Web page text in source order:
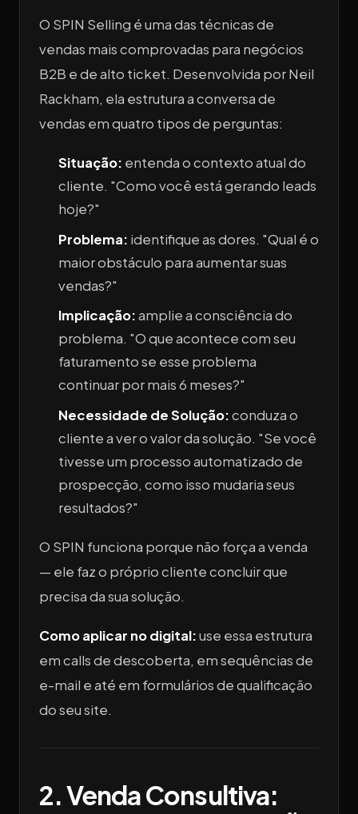
O SPIN Selling é uma das técnicas de
vendas mais comprovadas para negócios
B2B e de alto ticket. Desenvolvida por Neil
Rackham, ela estrutura a conversa de
vendas em quatro tipos de perguntas:
Situação: entenda o contexto atual do
cliente. "Como você está gerando leads
hoje?"
Problema: identifique as dores. "Qual é o
maior obstáculo para aumentar suas
vendas?"
Implicação:amplie a consciência do
problema. "O que acontece com seu
faturamento se esse problema
continuar por mais 6 meses?"
Necessidade de Solução:conduza o
cliente a ver o valor da solução. "Se você
tivesse um processo automatizado de
prospecção, como isso mudaria seus
resultados?"
O SPIN funciona porque não força a venda
— ele faz o próprio cliente concluir que
precisa da sua solução.
Como aplicar no digital:use essa estrutura
em calls de descoberta, em sequências de
e-mail e até em formulários de qualificação
do seu site.
2. Venda Consultiva: